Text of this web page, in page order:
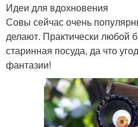
Идеи для вдохновения
Совы сейчас очень
делают. Практически любой
старинная посуда, да что
фантазии!